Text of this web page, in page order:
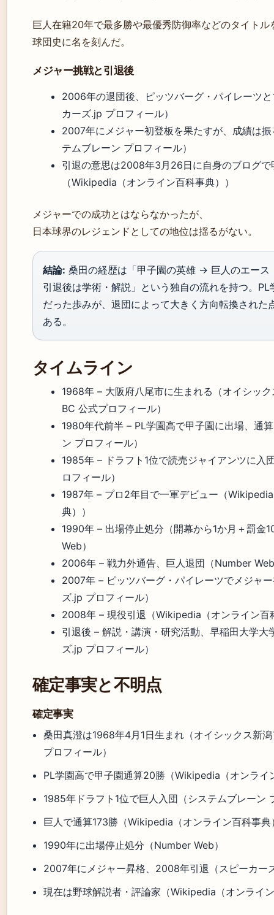
巨人在籍20年で最多勝や最優秀防御率などのタイトル
球団史に名を刻んだ。
メジャー挑戦と引退後
2006年の退団後、ピッツバーグ・パイレーツ
カーズ.jp プロフィール）
2007年にメジャー初登板を果たすが、成績は
テムブレーン プロフィール）
引退の意思は2008年3月26日に自身のブログで
（Wikipedia（オンライン百科事典））
メジャーでの成功とはならなかったが、
日本球界のレジェンドとしての地位は揺るがない。
結論: 桑田の経歴は「甲子園の英雄 → 巨人のエー
引退後は学術・解説」という独自の流れを持つ。
だった歩みが、退団によって大きく方向転換された
ある。
タイムライン
1968年 – 大阪府八尾市に生まれる（オイシッ
BC 公式プロフィール）
1980年代前半 – PL学園高で甲子園に出場、通
ン プロフィール）
1985年 – ドラフト1位で読売ジャイアンツに入
ロフィール）
1987年 – プロ2年目で一軍デビュー（
典））
1990年 – 出場停止処分（開幕から1か月＋罰金
Web）
2006年 – 戦力外通告、巨人退団（Number
2007年 – ピッツバーグ・パイレーツでメジャ
ズ.jp プロフィール）
2008年 – 現役引退（Wikipedia（オンライン百
引退後 – 解説・講演・研究活動、早稲田大学大
ズ.jp プロフィール）
確定事実と不明点
確定事実
桑田真澄は1968年4月1日生まれ（オイシックス新
プロフィール）
PL学園高で甲子園通算20勝（Wikipedia（オンライ
1985年ドラフト1位で巨人入団（システムブレーン
巨人で通算173勝（Wikipedia（オンライン百科事典
1990年に出場停止処分（Number Web）
2007年にメジャー昇格、2008年引退（スピーカー
現在は野球解説者・評論家（Wikipedia（オンライ